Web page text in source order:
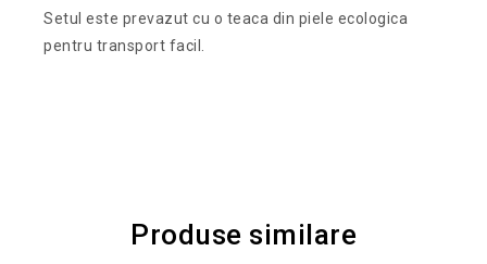
Setul este prevazut cu o teaca din piele ecologica
pentru transport facil.
Produse similare